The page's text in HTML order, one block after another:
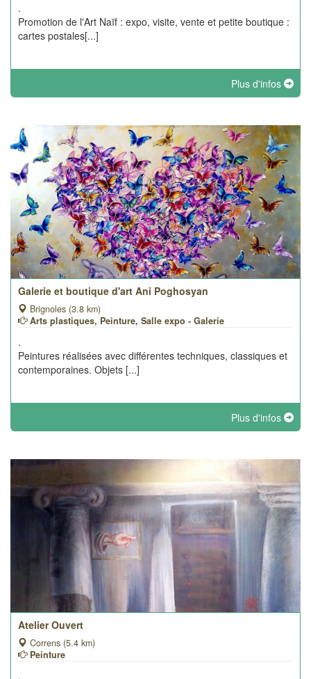
.
Promotion de l'Art Naïf : expo, visite, vente et petite boutique :
cartes postales[...]
Plus d'infos
Galerie et boutique d'art Ani Poghosyan
Brignoles (3.8 km)
Arts plastiques, Peinture, Salle expo - Galerie
.
Peintures réalisées avec différentes techniques, classiques et
contemporaines. Objets [...]
Plus d'infos
Atelier Ouvert
Correns (5.4 km)
Peinture
.